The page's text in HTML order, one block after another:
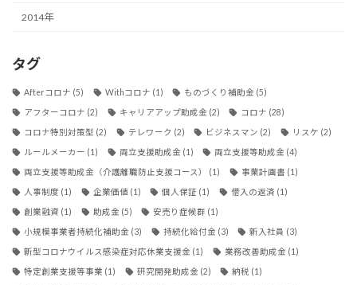
2014年
タグ
Afterコロナ (5) Withコロナ (1) ものづくり補助金 (5)
アフターコロナ (2) キャリアアップ助成金 (2) コロナ (28)
コロナ特別対策型 (2) テレワーク (2) ビジネスマン (2) リスケ (2)
ルールメーカー (1) 両立支援助成金 (1) 両立支援等助成金 (4)
両立支援等助成金（介護離職防止支援コース） (1) 事業計画書 (1)
人事制度 (1) 企業価値(1) 個人保証 (1) 借入の返済 (1)
創業融資 (1) 助成金 (5) 安売り症候群 (1)
小規模事業者持続化補助金 (3) 持続化給付金 (3) 新入社員 (3)
新型コロナウイルス感染症対応休業支援金 (1) 業務改善助成金 (1)
特定創業支援等事業 (1) 研究開発助成金 (2) 納税 (1)